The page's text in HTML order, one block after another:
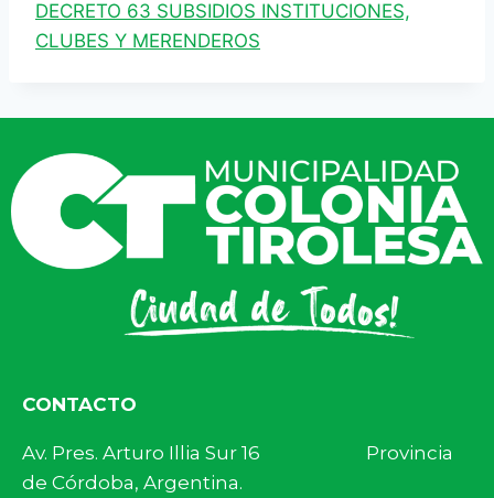
DECRETO 63 SUBSIDIOS INSTITUCIONES,
CLUBES Y MERENDEROS
CONTACTO
Av. Pres. Arturo Illia Sur 16 Provincia
de Córdoba, Argentina.